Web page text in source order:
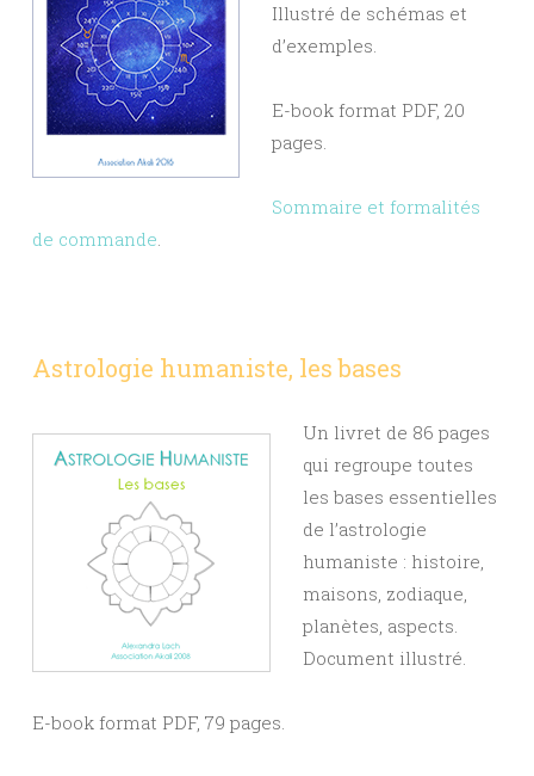
Illustré de schémas et
d’exemples.
E-book format PDF, 20
pages.
Sommaire et formalités
de commande.
Astrologie humaniste, les bases
Un livret de 86 pages
qui regroupe toutes
les bases essentielles
de l’astrologie
humaniste : histoire,
maisons, zodiaque,
planètes, aspects.
Document illustré.
E-book format PDF, 79 pages.